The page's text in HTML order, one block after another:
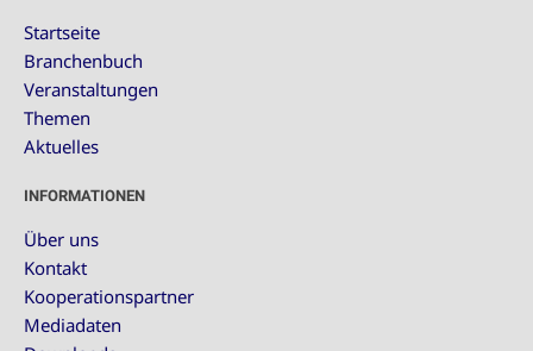
Startseite
Branchenbuch
Veranstaltungen
Themen
Aktuelles
INFORMATIONEN
Über uns
Kontakt
Kooperationspartner
Mediadaten